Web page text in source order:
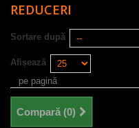
REDUCERI
Sortare după
Afișează
pe pagină
Compară (0)